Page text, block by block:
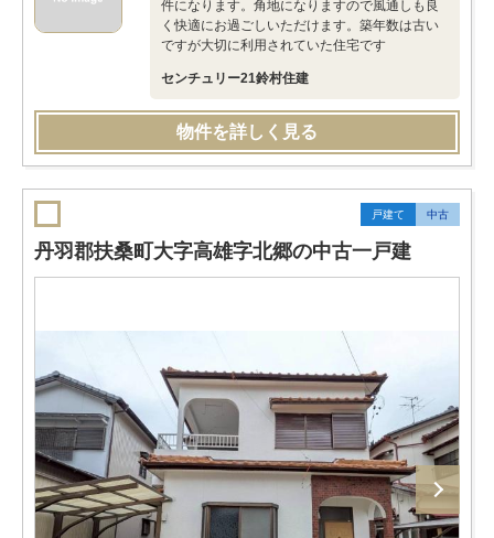
件になります。角地になりますので風通しも良
く快適にお過ごしいただけます。築年数は古い
ですが大切に利用されていた住宅です
センチュリー21鈴村住建
物件を詳しく見る
戸建て 中古
丹羽郡扶桑町大字高雄字北郷の中古一戸建